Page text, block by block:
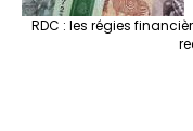
RDC : les régies